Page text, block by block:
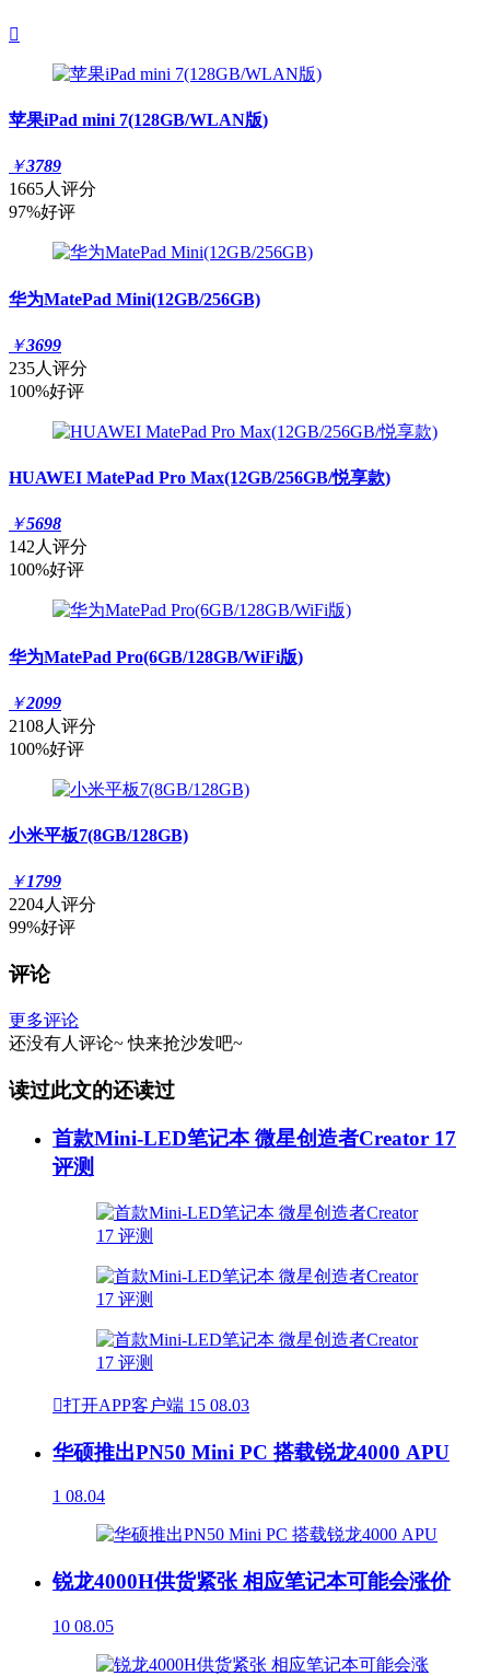

苹果iPad mini 7(128GB/WLAN版)
￥3789
1665人评分
97%好评
华为MatePad Mini(12GB/256GB)
￥3699
235人评分
100%好评
HUAWEI MatePad Pro Max(12GB/256GB/悦享款)
￥5698
142人评分
100%好评
华为MatePad Pro(6GB/128GB/WiFi版)
￥2099
2108人评分
100%好评
小米平板7(8GB/128GB)
￥1799
2204人评分
99%好评
评论
更多评论
还没有人评论~ 快来抢沙发吧~
读过此文的还读过
首款Mini-LED笔记本 微星创造者Creator 17
评测
打开APP客户端 15 08.03
华硕推出PN50 Mini PC 搭载锐龙4000 APU
1 08.04
锐龙4000H供货紧张 相应笔记本可能会涨价
10 08.05